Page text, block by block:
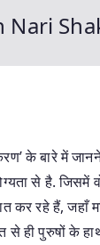
Nari
के बारे में
से है. जिसमें
कर रहे हैं, जहाँ
से ही पुरुषों के